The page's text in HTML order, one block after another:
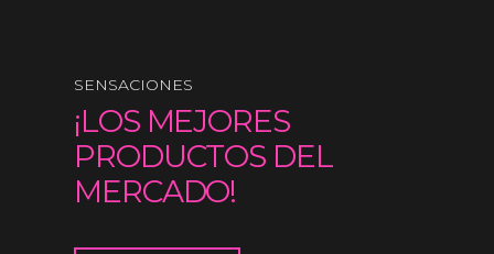
SENSACIONES
¡LOS MEJORES
PRODUCTOS DEL
MERCADO!